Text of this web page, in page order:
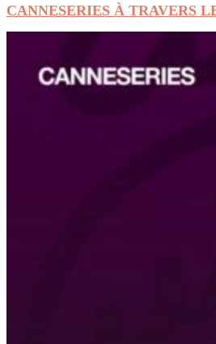
CANNESERIES À TRAVERS